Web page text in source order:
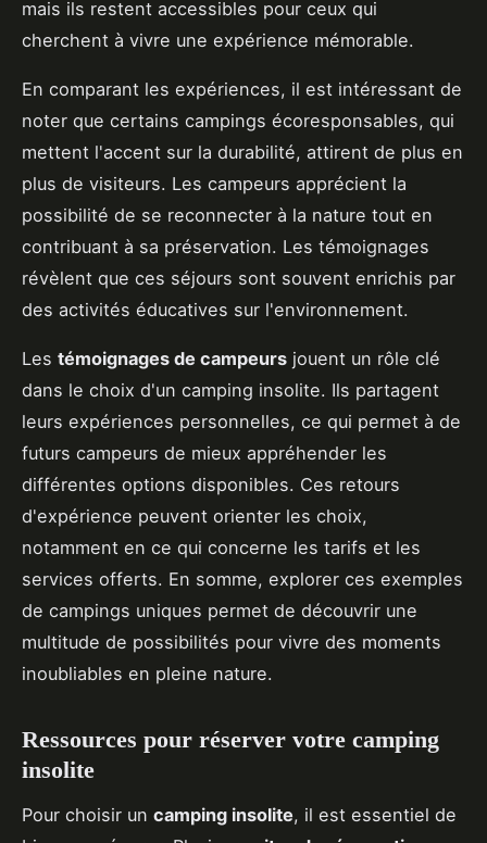
mais ils restent accessibles pour ceux qui
cherchent à vivre une expérience mémorable.
En comparant les expériences, il est intéressant de
noter que certains campings écoresponsables, qui
mettent l'accent sur la durabilité, attirent de plus en
plus de visiteurs. Les campeurs apprécient la
possibilité de se reconnecter à la nature tout en
contribuant à sa préservation. Les témoignages
révèlent que ces séjours sont souvent enrichis par
des activités éducatives sur l'environnement.
Les témoignages de campeurs jouent un rôle clé
dans le choix d'un camping insolite. Ils partagent
leurs expériences personnelles, ce qui permet à de
futurs campeurs de mieux appréhender les
différentes options disponibles. Ces retours
d'expérience peuvent orienter les choix,
notamment en ce qui concerne les tarifs et les
services offerts. En somme, explorer ces exemples
de campings uniques permet de découvrir une
multitude de possibilités pour vivre des moments
inoubliables en pleine nature.
Ressources pour réserver votre camping
insolite
Pour choisir un camping insolite, il est essentiel de